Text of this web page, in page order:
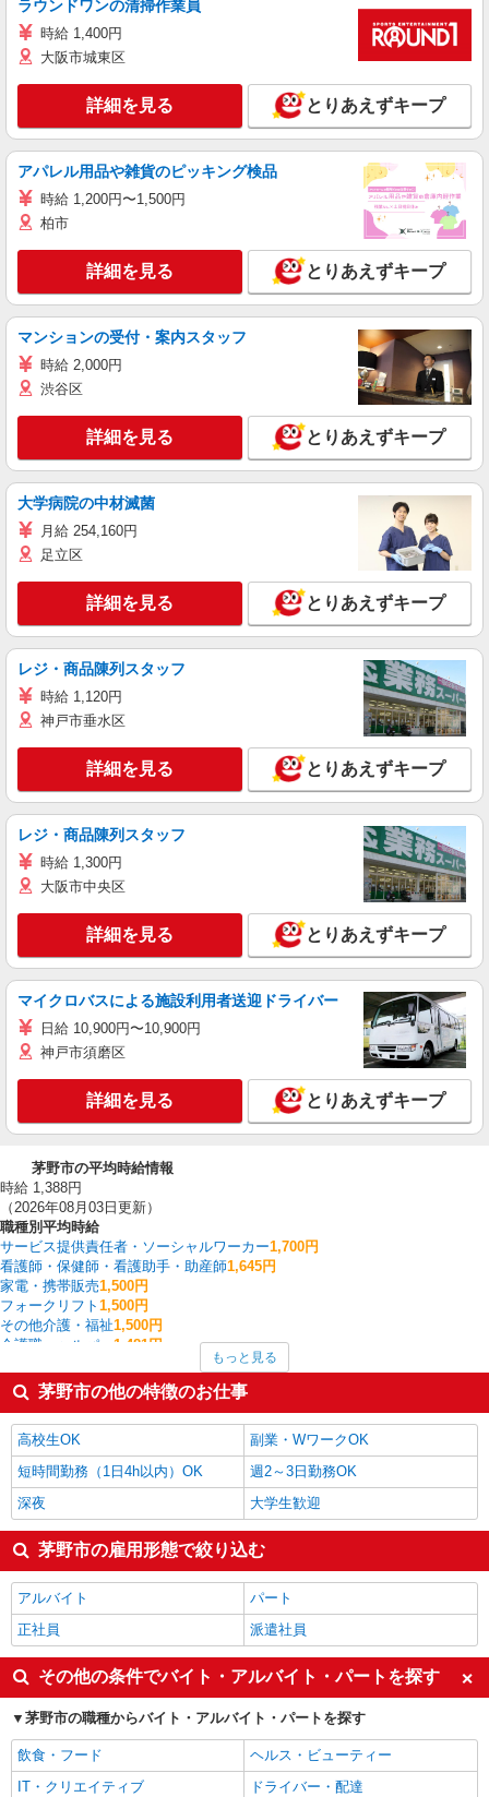
ラウンドワンの清掃作業員
時給 1,400円
大阪市城東区
詳細を見る とりあえずキープ
アパレル用品や雑貨のピッキング検品
時給 1,200円〜1,500円
柏市
詳細を見る とりあえずキープ
マンションの受付・案内スタッフ
時給 2,000円
渋谷区
詳細を見る とりあえずキープ
大学病院の中材滅菌
月給 254,160円
足立区
詳細を見る とりあえずキープ
レジ・商品陳列スタッフ
時給 1,120円
神戸市垂水区
詳細を見る とりあえずキープ
レジ・商品陳列スタッフ
時給 1,300円
大阪市中央区
詳細を見る とりあえずキープ
マイクロバスによる施設利用者送迎ドライバー
日給 10,900円〜10,900円
神戸市須磨区
詳細を見る とりあえずキープ
茅野市の平均時給情報
時給 1,388円
（2026年08月03日更新）
職種別平均時給
サービス提供責任者・ソーシャルワーカー1,700円
看護師・保健師・看護助手・助産師1,645円
家電・携帯販売1,500円
フォークリフト 1,500円
その他介護・福祉1,500円
介護職・ヘルパー 1,481円
ファストフード・デリ1,379円
梱包・仕分け・ピッキング1,354円
調理・調理補助・調理師1,350円
茅野市の他の職種の平均時給を見る
もっと見る
茅野市の他の特徴のお仕事
高校生OK
副業・WワークOK
短時間勤務（1日4h以内）OK
週2～3日勤務OK
深夜
大学生歓迎
茅野市の雇用形態で絞り込む
アルバイト
パート
正社員
派遣社員
その他の条件でバイト・アルバイト・パートを探す
茅野市の職種からバイト・アルバイト・パートを探す
飲食・フード
ヘルス・ビューティー
IT・クリエイティブ
ドライバー・配達